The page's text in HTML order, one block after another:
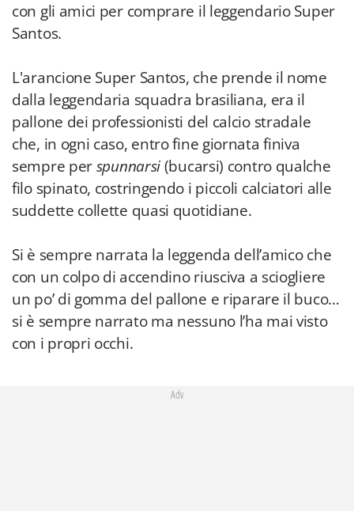
con gli amici per comprare il leggendario Super
Santos.
L'arancione Super Santos, che prende il nome
dalla leggendaria squadra brasiliana, era il
pallone dei professionisti del calcio stradale
che, in ogni caso, entro fine giornata finiva
sempre perspunnarsi(bucarsi) contro qualche
filo spinato, costringendo i piccoli calciatori alle
suddette collette quasi quotidiane.
Si è sempre narrata la leggenda dell’amico che
con un colpo di accendino riusciva a sciogliere
un po’ di gomma del pallone e riparare il buco…
si è sempre narrato ma nessuno l’ha mai visto
con i propri occhi.
Adv